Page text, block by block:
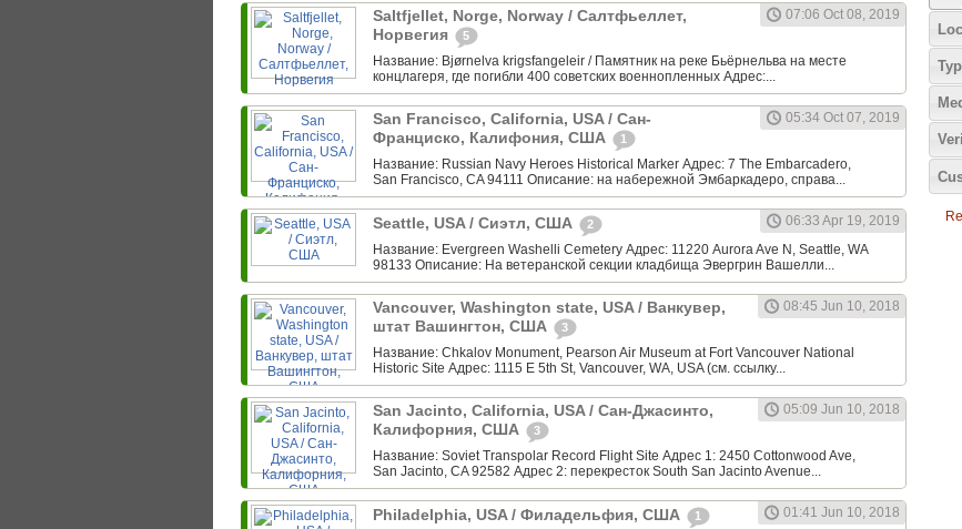
Saltfjellet, Norge, Norway / Салтфьеллет,
Норвегия
5
07:06 Oct 08, 2019
Название: Bjørnelva krigsfangeleir / Памятник на реке Бьёрнельва на месте
концлагеря, где погибли 400 советских военнопленных Адрес:...
San Francisco, California, USA / Сан-
Франциско, Калифония, США
1
05:34 Oct 07, 2019
Название: Russian Navy Heroes Historical Marker Адрес: 7 The Embarcadero,
San Francisco, CA 94111 Описание: на набережной Эмбаркадеро, справа...
Seattle, USA / Сиэтл, США 2
06:33 Apr 19, 2019
Название: Evergreen Washelli Cemetery Адрес: 11220 Aurora Ave N, Seattle, WA
98133 Описание: На ветеранской секции кладбища Эвергрин Вашелли...
Vancouver, Washington state, USA / Ванкувер,
штат Вашингтон, США
3
08:45 Jun 10, 2018
Название: Chkalov Monument, Pearson Air Museum at Fort Vancouver National
Historic Site Адрес: 1115 E 5th St, Vancouver, WA, USA (см. ссылку...
San Jacinto, California, USA / Сан-Джасинто,
Калифорния, США
3
05:09 Jun 10, 2018
Название: Soviet Transpolar Record Flight Site Адрес 1: 2450 Cottonwood Ave,
San Jacinto, CA 92582 Адрес 2: перекресток South San Jacinto Avenue...
Philadelphia, USA / Филадельфия, США 1
01:41 Jun 10, 2018